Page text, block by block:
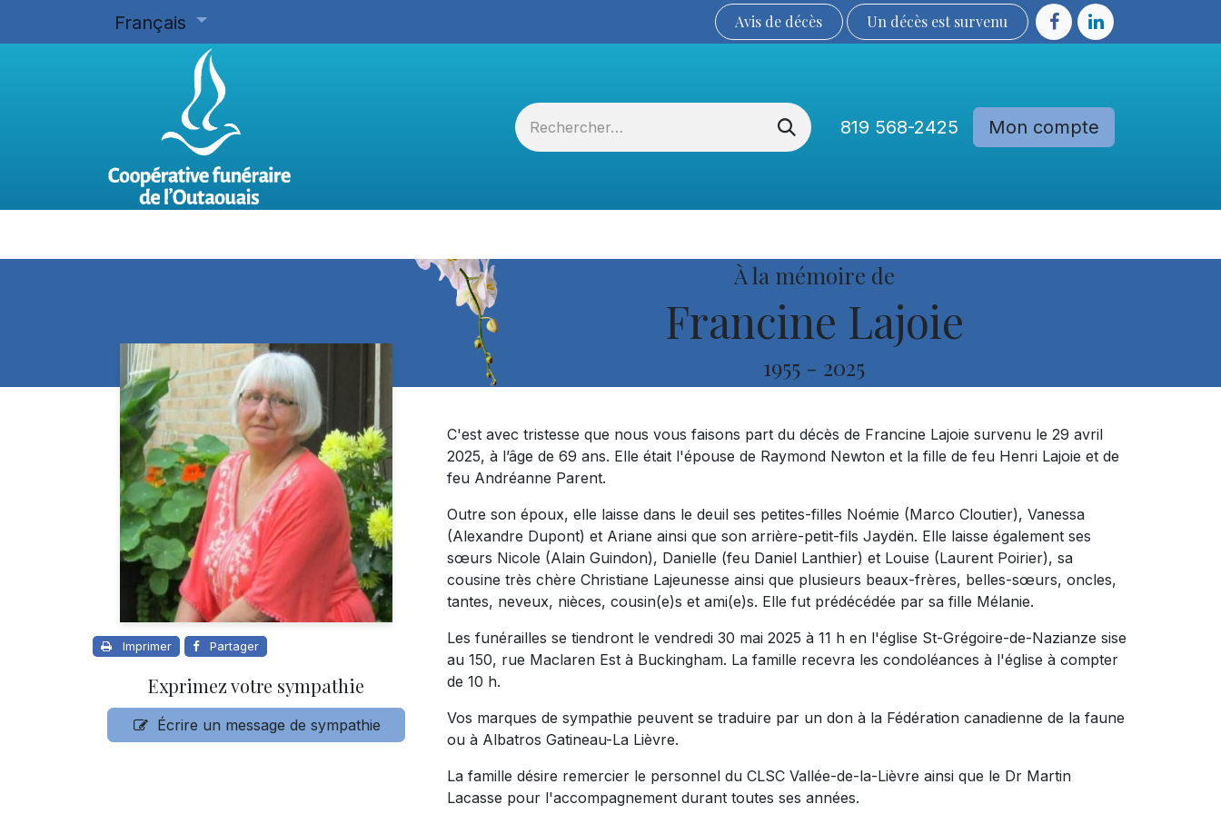
Français Avis de décès Un décès est sur​​​​​​​​ve​nu​​​​​​​​​​
819 568-2425 Mon compte
À la mémoire de
Francine Lajoie
1955 - 2025
Imprimer Partager
Exprimez votre sympathie
Écrire un message de sympathie
C'est avec tristesse que nous vous faisons part du décès de Francine Lajoie survenu le 29 avril
2025, à l’âge de 69 ans. Elle était l'épouse de Raymond Newton et la fille de feu Henri Lajoie et de
feu Andréanne Parent.
Outre son époux, elle laisse dans le deuil ses petites-filles Noémie (Marco Cloutier), Vanessa
(Alexandre Dupont) et Ariane ainsi que son arrière-petit-fils Jaydën. Elle laisse également ses
sœurs Nicole (Alain Guindon), Danielle (feu Daniel Lanthier) et Louise (Laurent Poirier), sa
cousine très chère Christiane Lajeunesse ainsi que plusieurs beaux-frères, belles-sœurs, oncles,
tantes, neveux, nièces, cousin(e)s et ami(e)s. Elle fut prédécédée par sa fille Mélanie.
Les funérailles se tiendront le vendredi 30 mai 2025 à 11 h en l'église St-Grégoire-de-Nazianze sise
au 150, rue Maclaren Est à Buckingham. La famille recevra les condoléances à l'église à compter
de 10 h.
Vos marques de sympathie peuvent se traduire par un don à la Fédération canadienne de la faune
ou à Albatros Gatineau-La Lièvre.
La famille désire remercier le personnel du CLSC Vallée-de-la-Lièvre ainsi que le Dr Martin
Lacasse pour l'accompagnement durant toutes ses années.